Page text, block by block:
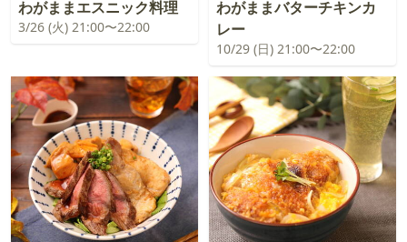
わがままエスニック料理
3/26 (火) 21:00〜22:00
わがままバターチキンカ
レー
10/29 (日) 21:00〜22:00